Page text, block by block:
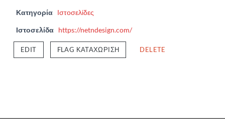
Κατηγορία Ιστοσελίδες
Ιστοσελίδα https://netndesign.com/
EDIT FLAG ΚΑΤΑΧΏΡΙΣΗ DELETE